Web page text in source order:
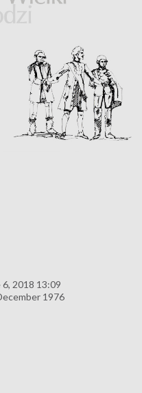
6, 2018 13:09
1976